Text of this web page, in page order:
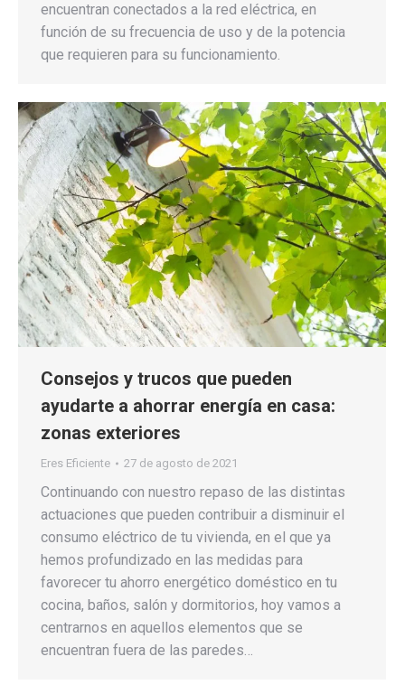
encuentran conectados a la red eléctrica, en
función de su frecuencia de uso y de la potencia
que requieren para su funcionamiento.
Consejos y trucos que pueden
ayudarte a ahorrar energía en casa:
zonas exteriores
Eres Eficiente 27 de agosto de 2021
Continuando con nuestro repaso de las distintas
actuaciones que pueden contribuir a disminuir el
consumo eléctrico de tu vivienda, en el que ya
hemos profundizado en las medidas para
favorecer tu ahorro energético doméstico en tu
cocina, baños, salón y dormitorios, hoy vamos a
centrarnos en aquellos elementos que se
encuentran fuera de las paredes…